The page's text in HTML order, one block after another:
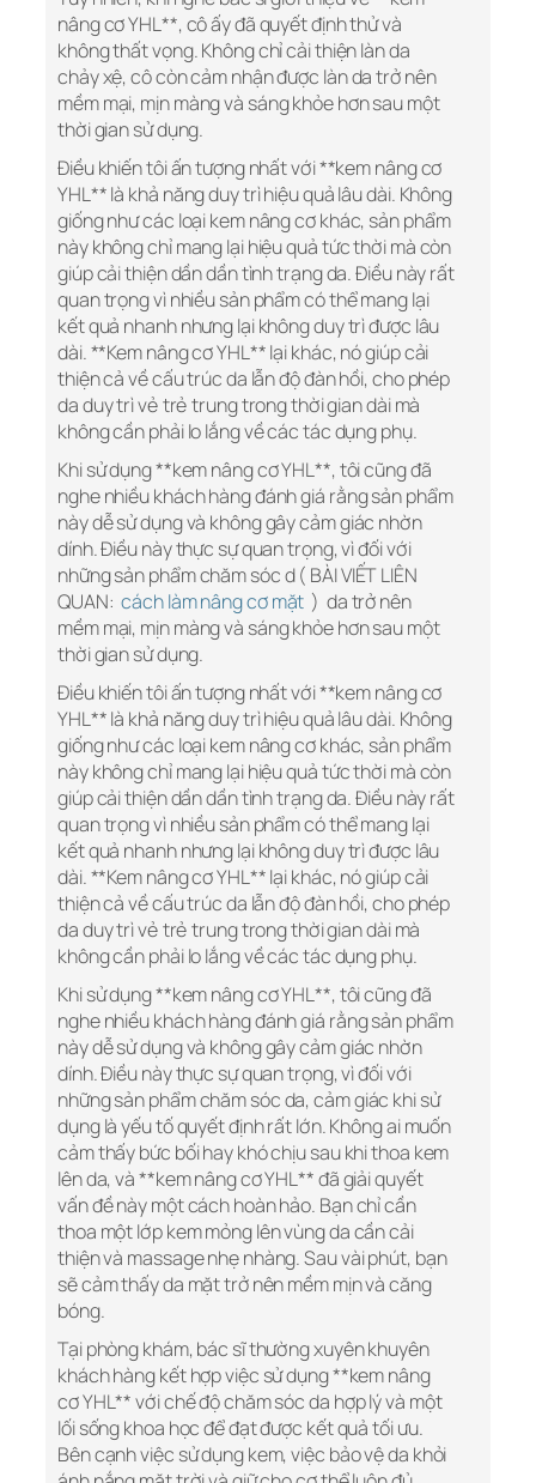
nâng cơ YHL**, cô ấy đã quyết định thử và
không thất vọng. Không chỉ cải thiện làn da
chảy xệ, cô còn cảm nhận được làn da trở nên
mềm mại, mịn màng và sáng khỏe hơn sau một
thời gian sử dụng.
Điều khiến tôi ấn tượng nhất với **kem nâng cơ
YHL** là khả năng duy trì hiệu quả lâu dài. Không
giống như các loại kem nâng cơ khác, sản phẩm
này không chỉ mang lại hiệu quả tức thời mà còn
giúp cải thiện dần dần tình trạng da. Điều này rất
quan trọng vì nhiều sản phẩm có thể mang lại
kết quả nhanh nhưng lại không duy trì được lâu
dài. **Kem nâng cơ YHL** lại khác, nó giúp cải
thiện cả về cấu trúc da lẫn độ đàn hồi, cho phép
da duy trì vẻ trẻ trung trong thời gian dài mà
không cần phải lo lắng về các tác dụng phụ.
Khi sử dụng **kem nâng cơ YHL**, tôi cũng đã
nghe nhiều khách hàng đánh giá rằng sản phẩm
này dễ sử dụng và không gây cảm giác nhờn
dính. Điều này thực sự quan trọng, vì đối với
những sản phẩm chăm sóc d ( BÀI VIẾT LIÊN
QUAN:cách làm nâng cơ mặt ) da trở nên
mềm mại, mịn màng và sáng khỏe hơn sau một
thời gian sử dụng.
Điều khiến tôi ấn tượng nhất với **kem nâng cơ
YHL** là khả năng duy trì hiệu quả lâu dài. Không
giống như các loại kem nâng cơ khác, sản phẩm
này không chỉ mang lại hiệu quả tức thời mà còn
giúp cải thiện dần dần tình trạng da. Điều này rất
quan trọng vì nhiều sản phẩm có thể mang lại
kết quả nhanh nhưng lại không duy trì được lâu
dài. **Kem nâng cơ YHL** lại khác, nó giúp cải
thiện cả về cấu trúc da lẫn độ đàn hồi, cho phép
da duy trì vẻ trẻ trung trong thời gian dài mà
không cần phải lo lắng về các tác dụng phụ.
Khi sử dụng **kem nâng cơ YHL**, tôi cũng đã
nghe nhiều khách hàng đánh giá rằng sản phẩm
này dễ sử dụng và không gây cảm giác nhờn
dính. Điều này thực sự quan trọng, vì đối với
những sản phẩm chăm sóc da, cảm giác khi sử
dụng là yếu tố quyết định rất lớn. Không ai muốn
cảm thấy bức bối hay khó chịu sau khi thoa kem
lên da, và **kem nâng cơ YHL** đã giải quyết
vấn đề này một cách hoàn hảo. Bạn chỉ cần
thoa một lớp kem mỏng lên vùng da cần cải
thiện và massage nhẹ nhàng. Sau vài phút, bạn
sẽ cảm thấy da mặt trở nên mềm mịn và căng
bóng.
Tại phòng khám, bác sĩ thường xuyên khuyên
khách hàng kết hợp việc sử dụng **kem nâng
cơ YHL** với chế độ chăm sóc da hợp lý và một
lối sống khoa học để đạt được kết quả tối ưu.
Bên cạnh việc sử dụng kem, việc bảo vệ da khỏi